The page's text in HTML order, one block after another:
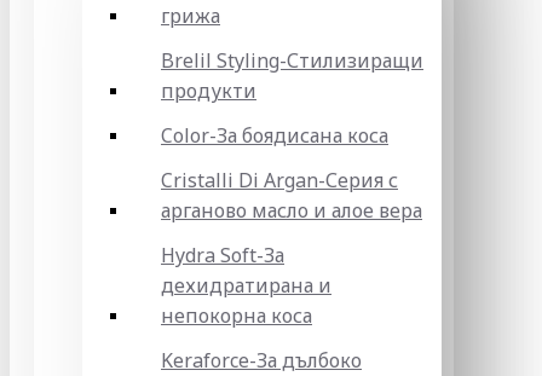
грижа
Brelil Styling-Стилизиращи
продукти
Color-За боядисана коса
Cristalli Di Argan-Серия с
арганово масло и алое вера
Hydra Soft-За
дехидратирана и
непокорна коса
Keraforce-За дълбоко